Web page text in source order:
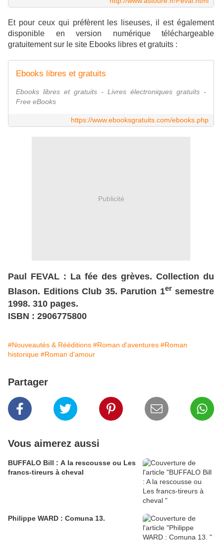
Et pour ceux qui préfèrent les liseuses, il est également
disponible en version numérique téléchargeable
gratuitement sur le site Ebooks libres et gratuits :
Ebooks libres et gratuits
Ebooks libres et gratuits - Livres électroniques gratuits -
Free eBooks
https://www.ebooksgratuits.com/ebooks.php
Publicité
Paul FEVAL : La fée des grèves. Collection du
Blason. Editions Club 35. Parution 1er semestre
1998. 310 pages.
ISBN : 2906775800
#Nouveautés & Rééditions #Roman d'aventures #Roman
historique #Roman d'amour
Partager
Vous aimerez aussi
BUFFALO Bill : A la rescousse ou Les
francs-tireurs à cheval
Philippe WARD : Comuna 13.